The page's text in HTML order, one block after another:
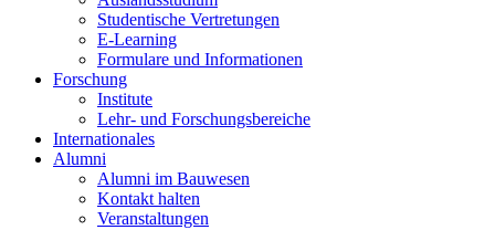
Studentische Vertretungen
E-Learning
Formulare und Informationen
Forschung
Institute
Lehr- und Forschungsbereiche
Internationales
Alumni
Alumni im Bauwesen
Kontakt halten
Veranstaltungen